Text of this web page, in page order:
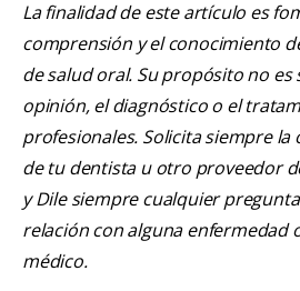
La finalidad de este artículo es
comprensión y el conocimiento
de salud oral. Su propósito no es
opinión, el diagnóstico o el
profesionales. Solicita siempre
de tu dentista u otro proveedor
y Dile siempre cualquier
relación con alguna enfermedad
médico.